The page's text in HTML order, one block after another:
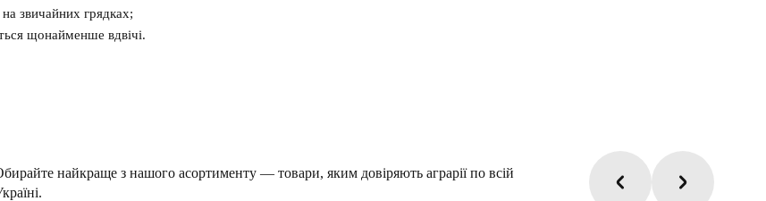
звичайних грядках;
щонайменше вдвічі.
найкраще з нашого асортименту — товари, яким довіряють аграрії по всій